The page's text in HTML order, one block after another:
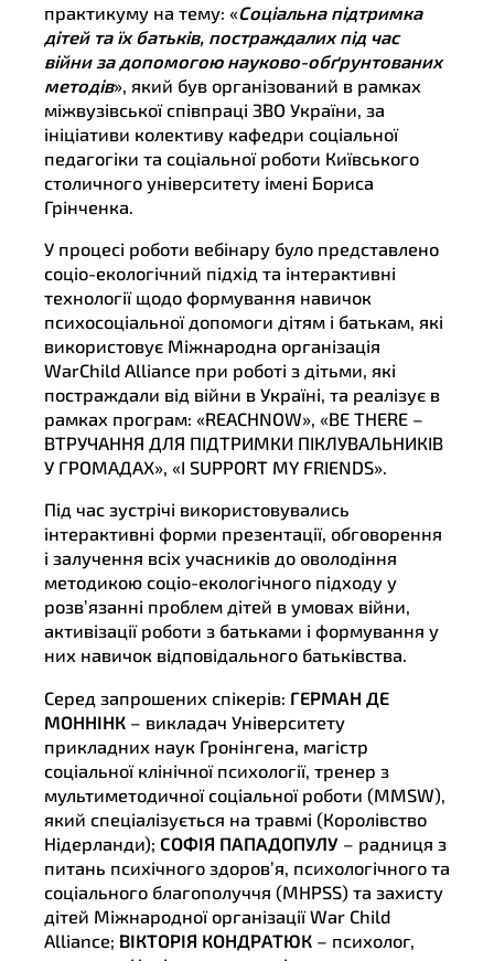
практикуму на тему: «Соціальна підтримка
дітей та їх батьків, постраждалих під час
війни за допомогою науково-обґрунтованих
методів», який був організований в рамках
міжвузівської співпраці ЗВО України, за
ініціативи колективу кафедри соціальної
педагогіки та соціальної роботи Київського
столичного університету імені Бориса
Грінченка.
У процесі роботи вебінару було представлено
соціо-екологічний підхід та інтерактивні
технології щодо формування навичок
психосоціальної допомоги дітям і батькам, які
використовує Міжнародна організація
WarChild Alliance при роботі з дітьми, які
постраждали від війни в Україні, та реалізує в
рамках програм: «REACHNOW», «BE THERE –
ВТРУЧАННЯ ДЛЯ ПІДТРИМКИ ПІКЛУВАЛЬНИКІВ
У ГРОМАДАХ», «I SUPPORT MY FRIENDS».
Під час зустрічі використовувались
інтерактивні форми презентації, обговорення
і залучення всіх учасників до оволодіння
методикою соціо-екологічного підходу у
розв’язанні проблем дітей в умовах війни,
активізації роботи з батьками і формування у
них навичок відповідального батьківства.
Серед запрошених спікерів: ГЕРМАН ДЕ
МОННІНК – викладач Університету
прикладних наук Гронінгена, магістр
соціальної клінічної психології, тренер з
мультиметодичної соціальної роботи (MMSW),
який спеціалізується на травмі (Королівство
Нідерланди); СОФІЯ ПАПАДОПУЛУ – радниця з
питань психічного здоров’я, психологічного та
соціального благополуччя (MHPSS) та захисту
дітей Міжнародної організації War Child
Alliance; ВІКТОРІЯ КОНДРАТЮК – психолог,